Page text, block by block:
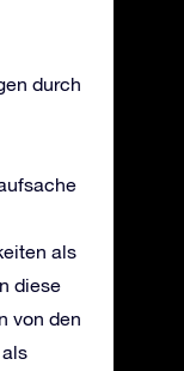
durch
als
diese
von den